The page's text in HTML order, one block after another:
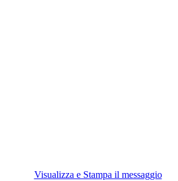
Visualizza e Stampa il messaggio